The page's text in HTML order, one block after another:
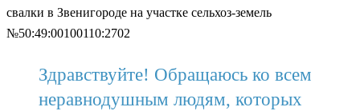
свалки в Звенигороде на участке сельхоз-земель
№50:49:00100110:2702
Здравствуйте! Обращаюсь ко всем
неравнодушным людям, которых